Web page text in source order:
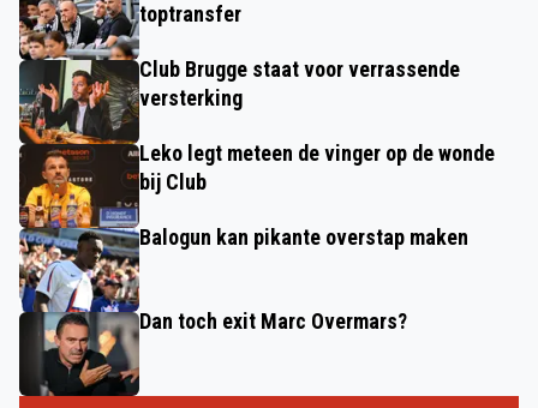
toptransfer
Club Brugge staat voor verrassende
versterking
Leko legt meteen de vinger op de wonde
bij Club
Balogun kan pikante overstap maken
Dan toch exit Marc Overmars?